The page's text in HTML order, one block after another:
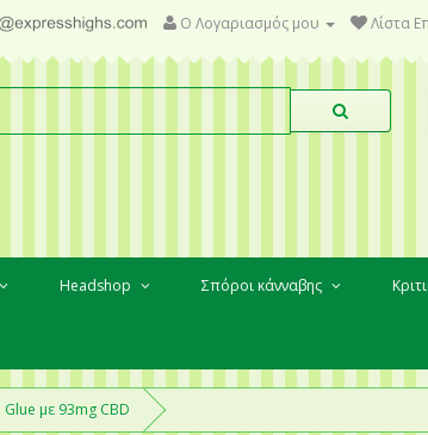
Ο Λογαριασμός μου Λίστα
Headshop Σπόροι κάνναβης
με 93mg CBD